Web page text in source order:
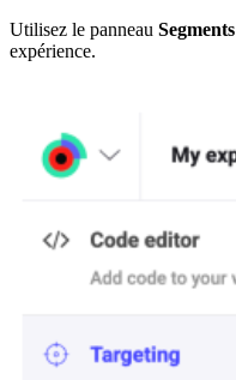
Utilisez le panneau Segments
expérience.